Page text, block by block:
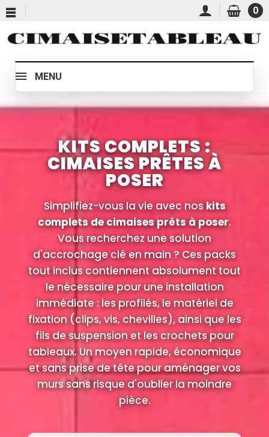
0
MENU
KITS COMPLETS :
CIMAISES PRÊTES À
POSER
Simplifiez-vous la vie avec noskits
complets de cimaises prêts à poser.
Vous recherchez une solution
d'accrochage clé en main ? Ces packs
tout inclus contiennent absolument tout
le nécessaire pour une installation
immédiate : les profilés, le matériel de
fixation (clips, vis, chevilles), ainsi que les
fils de suspension et les crochets pour
tableaux. Un moyen rapide, économique
et sans prise de tête pour aménager vos
murs sans risque d'oublier la moindre
pièce.